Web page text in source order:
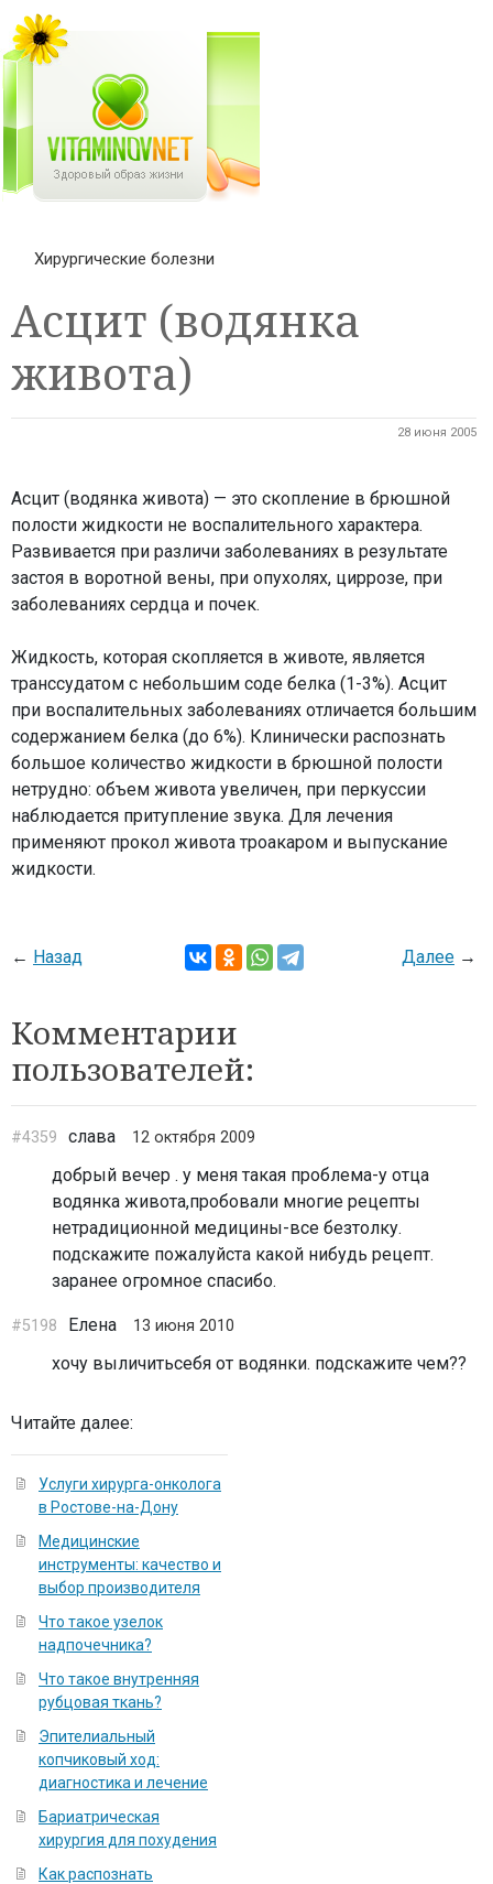
Хирургические болезни
Асцит (водянка
живота)
28 июня 2005
Асцит (водянка живота) — это скопление в брюшной
полости жидкости не воспалительного характера.
Развивается при различи заболеваниях в результате
застоя в воротной вены, при опухолях, циррозе, при
заболеваниях сердца и почек.
Жидкость, которая скопляется в животе, является
транссудатом с небольшим соде белка (1-3%). Асцит
при воспалительных заболеваниях отличается большим
содержанием белка (до 6%). Клинически распознать
большое количество жидкости в брюшной полости
нетрудно: объем живота увеличен, при перкуссии
наблюдается притупление звука. Для лечения
применяют прокол живота троакаром и выпускание
жидкости.
← Назад Далее →
Комментарии
пользователей:
#4359 слава 12 октября 2009
добрый вечер . у меня такая проблема-у отца
водянка живота,пробовали многие рецепты
нетрадиционной медицины-все безтолку.
подскажите пожалуйста какой нибудь рецепт.
заранее огромное спасибо.
#5198 Елена 13 июня 2010
хочу выличитьсебя от водянки. подскажите чем??
Читайте далее:
Услуги хирурга-онколога
в Ростове-на-Дону
Медицинские
инструменты: качество и
выбор производителя
Что такое узелок
надпочечника?
Что такое внутренняя
рубцовая ткань?
Эпителиальный
копчиковый ход:
диагностика и лечение
Бариатрическая
хирургия для похудения
Как распознать